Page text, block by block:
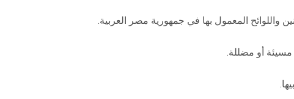
واللوائح المعمول بها في جمهورية مصر العربية.
مسيئة أو مضللة.